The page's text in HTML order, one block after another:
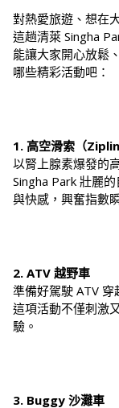
對熱愛旅遊、想在
這趟清萊 Singha
能讓大家開心放鬆
哪些精彩活動吧：
1. 高空滑索（
以腎上腺素爆發的
Singha Park 壯麗
與快感，興奮指數
2. ATV 越野車
準備好駕駛 ATV 穿
這項活動不僅刺激
驗。
3. Buggy 沙灘車